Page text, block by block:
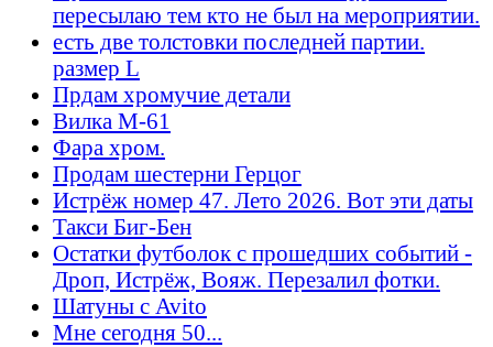
пересылаю тем кто не был на мероприятии.
есть две толстовки последней партии.
размер L
Прдам хромучие детали
Вилка М-61
Фара хром.
Продам шестерни Герцог
Истрёж номер 47. Лето 2026. Вот эти даты
Такси Биг-Бен
Остатки футболок с прошедших событий -
Дроп, Истрёж, Вояж. Перезалил фотки.
Шатуны с Avito
Мне сегодня 50...